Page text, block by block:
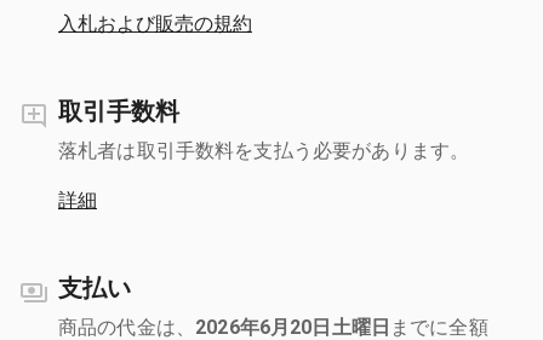
入札および販売の規約
取引手数料
落札者は取引手数料を支払う必要があります。
詳細
支払い
商品の代金は、 2026年6月20日土曜日 までに全額